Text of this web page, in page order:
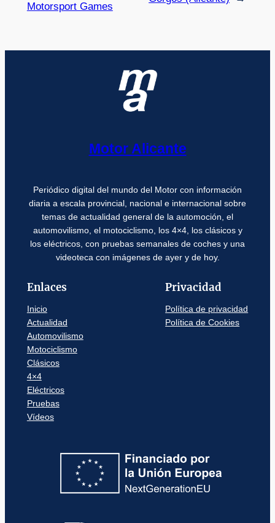
Motorsport Games
Motor Alicante
Periódico digital del mundo del Motor con información
diaria a escala provincial, nacional e internacional sobre
temas de actualidad general de la automoción, el
automovilismo, el motociclismo, los 4×4, los clásicos y
los eléctricos, con pruebas semanales de coches y una
videoteca con imágenes de ayer y de hoy.
Enlaces
Inicio
Actualidad
Automovilismo
Motociclismo
Clásicos
4×4
Eléctricos
Pruebas
Vídeos
Privacidad
Política de privacidad
Política de Cookies